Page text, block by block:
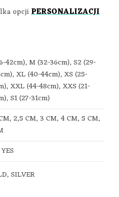
opcjiPERSONALIZACJI
42cm), M (32-36cm), S2 (29-
XL (40-44cm), XS (25-
XXL (44-48cm), XXS (21-
S1 (27-31cm)
2,5 CM, 3 CM, 4 CM, 5 CM,
SILVER